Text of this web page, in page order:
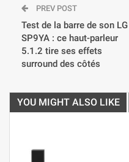
PREV POST
Test de la barre de son LG
SP9YA : ce haut-parleur
5.1.2 tire ses effets
surround des côtés
YOU MIGHT ALSO LIKE